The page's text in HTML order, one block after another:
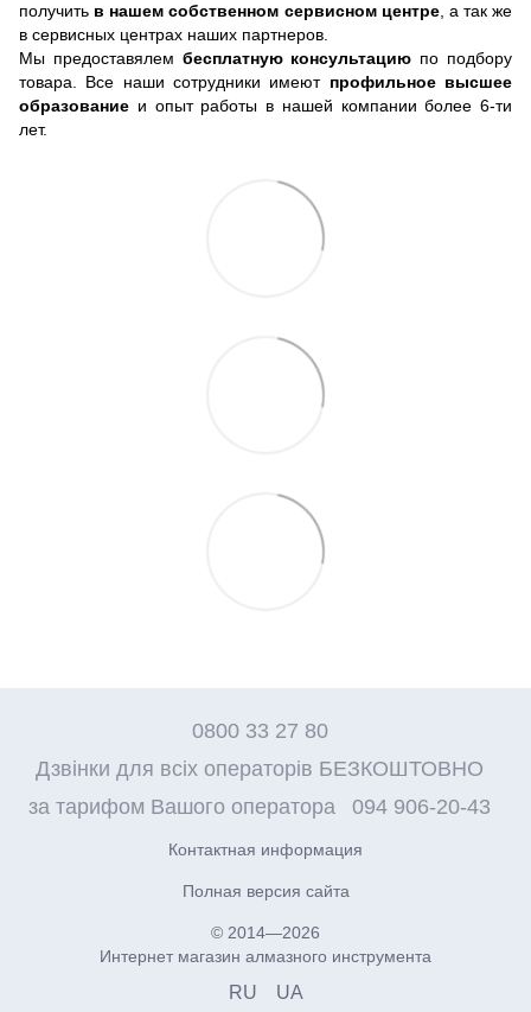
получить в нашем собственном сервисном центре, а так же
в сервисных центрах наших партнеров.
Мы предоставялем бесплатную консультацию по подбору
товара. Все наши сотрудники имеют профильное высшее
образование и опыт работы в нашей компании более 6-ти
лет.
0800 33 27 80
Дзвінки для всіх операторів БЕЗКОШТОВНО
за тарифом Вашого оператора
094 906-20-43
Контактная информация
Полная версия сайта
© 2014—2026
Интернет магазин алмазного инструмента
RU UA